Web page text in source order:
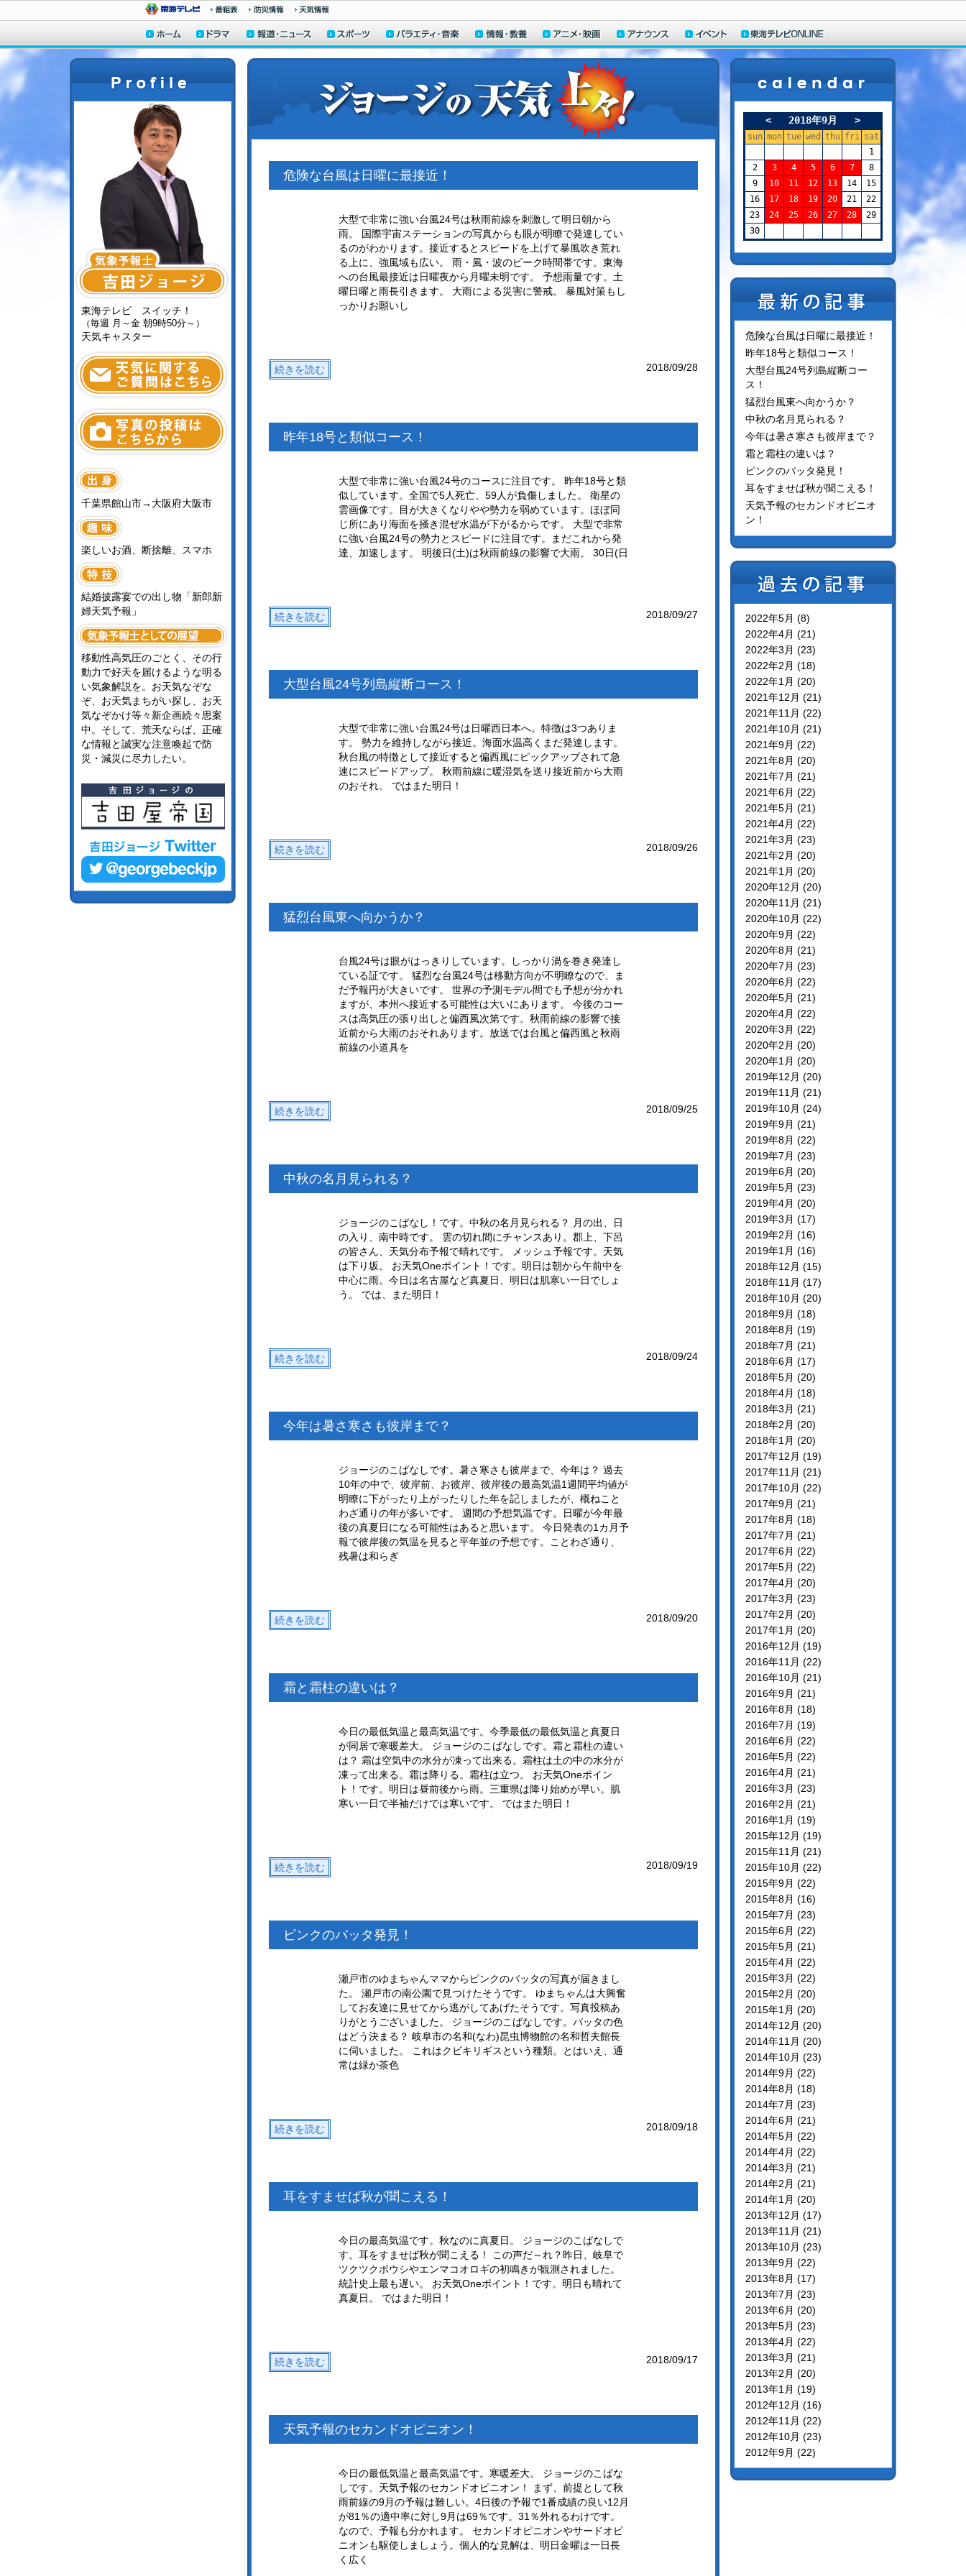
危険な台風は日曜に最接近！
大型で非常に強い台風24号は秋雨前線を刺激して明日朝から
雨。 国際宇宙ステーションの写真からも眼が明瞭で発達してい
るのがわかります。接近するとスピードを上げて暴風吹き荒れ
る上に、強風域も広い。 雨・風・波のピーク時間帯です。東海
への台風最接近は日曜夜から月曜未明です。 予想雨量です。土
曜日曜と雨長引きます。 大雨による災害に警戒。 暴風対策もし
っかりお願いし
続きを読む 2018/09/28
昨年18号と類似コース！
大型で非常に強い台風24号のコースに注目です。 昨年18号と類
似しています。全国で5人死亡、59人が負傷しました。 衛星の
雲画像です。目が大きくなりやや勢力を弱めています。ほぼ同
じ所にあり海面を掻き混ぜ水温が下がるからです。 大型で非常
に強い台風24号の勢力とスピードに注目です。まだこれから発
達、加速します。 明後日(土)は秋雨前線の影響で大雨。 30日(日
続きを読む 2018/09/27
大型台風24号列島縦断コース！
大型で非常に強い台風24号は日曜西日本へ。特徴は3つありま
す。 勢力を維持しながら接近。海面水温高くまだ発達します。
秋台風の特徴として接近すると偏西風にピックアップされて急
速にスピードアップ。 秋雨前線に暖湿気を送り接近前から大雨
のおそれ。 ではまた明日！
続きを読む 2018/09/26
猛烈台風東へ向かうか？
台風24号は眼がはっきりしています。しっかり渦を巻き発達し
ている証です。 猛烈な台風24号は移動方向が不明瞭なので、ま
だ予報円が大きいです。 世界の予測モデル間でも予想が分かれ
ますが、本州へ接近する可能性は大いにあります。 今後のコー
スは高気圧の張り出しと偏西風次第です。秋雨前線の影響で接
近前から大雨のおそれあります。放送では台風と偏西風と秋雨
前線の小道具を
続きを読む 2018/09/25
中秋の名月見られる？
ジョージのこばなし！です。中秋の名月見られる？ 月の出、日
の入り、南中時です。 雲の切れ間にチャンスあり。郡上、下呂
の皆さん、天気分布予報で晴れです。 メッシュ予報です。天気
は下り坂。 お天気Oneポイント！です。明日は朝から午前中を
中心に雨。今日は名古屋など真夏日、明日は肌寒い一日でしょ
う。 では、また明日！
続きを読む 2018/09/24
今年は暑さ寒さも彼岸まで？
ジョージのこばなしです。暑さ寒さも彼岸まで、今年は？ 過去
10年の中で、彼岸前、お彼岸、彼岸後の最高気温1週間平均値が
明瞭に下がったり上がったりした年を記しましたが、概ねこと
わざ通りの年が多いです。 週間の予想気温です。日曜が今年最
後の真夏日になる可能性はあると思います。 今日発表の1カ月予
報で彼岸後の気温を見ると平年並の予想です。ことわざ通り、
残暑は和らぎ
続きを読む 2018/09/20
霜と霜柱の違いは？
今日の最低気温と最高気温です。今季最低の最低気温と真夏日
が同居で寒暖差大。 ジョージのこばなしです。霜と霜柱の違い
は？ 霜は空気中の水分が凍って出来る。霜柱は土の中の水分が
凍って出来る。霜は降りる。霜柱は立つ。 お天気Oneポイン
ト！です。明日は昼前後から雨。三重県は降り始めが早い。肌
寒い一日で半袖だけでは寒いです。 ではまた明日！
続きを読む 2018/09/19
ピンクのバッタ発見！
瀬戸市のゆまちゃんママからピンクのバッタの写真が届きまし
た。 瀬戸市の南公園で見つけたそうです。 ゆまちゃんは大興奮
してお友達に見せてから逃がしてあげたそうです。写真投稿あ
りがとうございました。 ジョージのこばなしです。バッタの色
はどう決まる？ 岐阜市の名和(なわ)昆虫博物館の名和哲夫館長
に伺いました。 これはクビキリギスという種類。とはいえ、通
常は緑か茶色
続きを読む 2018/09/18
耳をすませば秋が聞こえる！
今日の最高気温です。秋なのに真夏日。 ジョージのこばなしで
す。耳をすませば秋が聞こえる！ この声だ～れ？昨日、岐阜で
ツクツクボウシやエンマコオロギの初鳴きが観測されました。
統計史上最も遅い。 お天気Oneポイント！です。明日も晴れて
真夏日。 ではまた明日！
続きを読む 2018/09/17
天気予報のセカンドオピニオン！
今日の最低気温と最高気温です。寒暖差大。 ジョージのこばな
しです。天気予報のセカンドオピニオン！ まず、前提として秋
雨前線の9月の予報は難しい。4日後の予報で1番成績の良い12月
が81％の適中率に対し9月は69％です。31％外れるわけです。
なので、予報も分かれます。 セカンドオピニオンやサードオピ
ニオンも駆使しましょう。個人的な見解は、明日金曜は一日長
く広く
東海テレビ スイッチ！
（毎週 月～金 朝9時50分～）
天気キャスター
千葉県館山市→大阪府大阪市
楽しいお酒、断捨離、スマホ
結婚披露宴での出し物「新郎新
婦天気予報」
移動性高気圧のごとく、その行
動力で好天を届けるような明る
い気象解説を。お天気なぞな
ぞ、お天気まちがい探し、お天
気なぞかけ等々新企画続々思案
中。そして、荒天ならば、正確
な情報と誠実な注意喚起で防
災・減災に尽力したい。
< 2018年9月 >
sun mon tue wed thu fri sat
1
2
3 4 5 6 7
8
9
10 11 12 13 14
15
16
17 18 19 20 21
22
23
24 25 26 27 28
29
30
危険な台風は日曜に最接近！
昨年18号と類似コース！
大型台風24号列島縦断コー
ス！
猛烈台風東へ向かうか？
中秋の名月見られる？
今年は暑さ寒さも彼岸まで？
霜と霜柱の違いは？
ピンクのバッタ発見！
耳をすませば秋が聞こえる！
天気予報のセカンドオピニオ
ン！
2022年5月 (8)
2022年4月 (21)
2022年3月 (23)
2022年2月 (18)
2022年1月 (20)
2021年12月 (21)
2021年11月 (22)
2021年10月 (21)
2021年9月 (22)
2021年8月 (20)
2021年7月 (21)
2021年6月 (22)
2021年5月 (21)
2021年4月 (22)
2021年3月 (23)
2021年2月 (20)
2021年1月 (20)
2020年12月 (20)
2020年11月 (21)
2020年10月 (22)
2020年9月 (22)
2020年8月 (21)
2020年7月 (23)
2020年6月 (22)
2020年5月 (21)
2020年4月 (22)
2020年3月 (22)
2020年2月 (20)
2020年1月 (20)
2019年12月 (20)
2019年11月 (21)
2019年10月 (24)
2019年9月 (21)
2019年8月 (22)
2019年7月 (23)
2019年6月 (20)
2019年5月 (23)
2019年4月 (20)
2019年3月 (17)
2019年2月 (16)
2019年1月 (16)
2018年12月 (15)
2018年11月 (17)
2018年10月 (20)
2018年9月 (18)
2018年8月 (19)
2018年7月 (21)
2018年6月 (17)
2018年5月 (20)
2018年4月 (18)
2018年3月 (21)
2018年2月 (20)
2018年1月 (20)
2017年12月 (19)
2017年11月 (21)
2017年10月 (22)
2017年9月 (21)
2017年8月 (18)
2017年7月 (21)
2017年6月 (22)
2017年5月 (22)
2017年4月 (20)
2017年3月 (23)
2017年2月 (20)
2017年1月 (20)
2016年12月 (19)
2016年11月 (22)
2016年10月 (21)
2016年9月 (21)
2016年8月 (18)
2016年7月 (19)
2016年6月 (22)
2016年5月 (22)
2016年4月 (21)
2016年3月 (23)
2016年2月 (21)
2016年1月 (19)
2015年12月 (19)
2015年11月 (21)
2015年10月 (22)
2015年9月 (22)
2015年8月 (16)
2015年7月 (23)
2015年6月 (22)
2015年5月 (21)
2015年4月 (22)
2015年3月 (22)
2015年2月 (20)
2015年1月 (20)
2014年12月 (20)
2014年11月 (20)
2014年10月 (23)
2014年9月 (22)
2014年8月 (18)
2014年7月 (23)
2014年6月 (21)
2014年5月 (22)
2014年4月 (22)
2014年3月 (21)
2014年2月 (21)
2014年1月 (20)
2013年12月 (17)
2013年11月 (21)
2013年10月 (23)
2013年9月 (22)
2013年8月 (17)
2013年7月 (23)
2013年6月 (20)
2013年5月 (23)
2013年4月 (22)
2013年3月 (21)
2013年2月 (20)
2013年1月 (19)
2012年12月 (16)
2012年11月 (22)
2012年10月 (23)
2012年9月 (22)